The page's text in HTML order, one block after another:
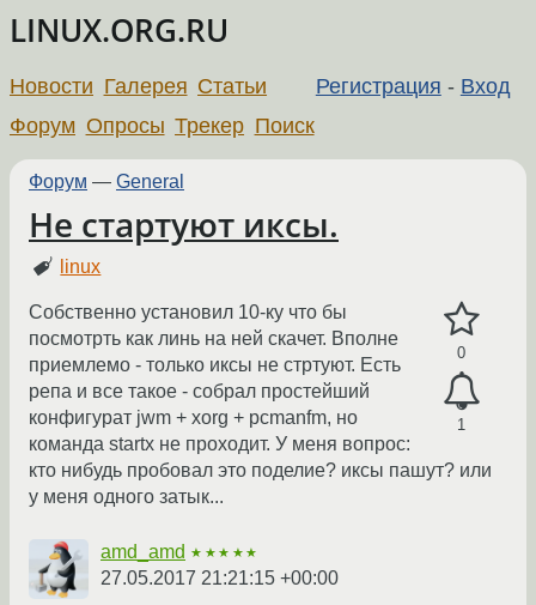
LINUX.ORG.RU
Регистрация - Вход
Новости Галерея Статьи
Форум Опросы Трекер Поиск
Форум — General
Не стартуют иксы.
linux
0
1
Собственно установил 10-ку что бы
посмотрть как линь на ней скачет. Вполне
приемлемо - только иксы не стртуют. Есть
репа и все такое - собрал простейший
конфигурат jwm + xorg + pcmanfm, но
команда startx не проходит. У меня вопрос:
кто нибудь пробовал это поделие? иксы пашут? или
у меня одного затык...
amd_amd ★★★★★
27.05.2017 21:21:15 +00:00